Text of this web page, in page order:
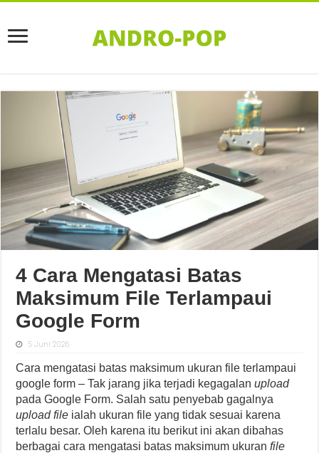
4 Cara Mengatasi Batas
Maksimum File Terlampaui
Google Form
5 Juni 2026
Cara mengatasi batas maksimum ukuran file terlampaui
google form – Tak jarang jika terjadi kegagalanupload
pada Google Form. Salah satu penyebab gagalnya
upload file ialah ukuran file yang tidak sesuai karena
terlalu besar. Oleh karena itu berikut ini akan dibahas
berbagai cara mengatasi batas maksimum ukuranfile